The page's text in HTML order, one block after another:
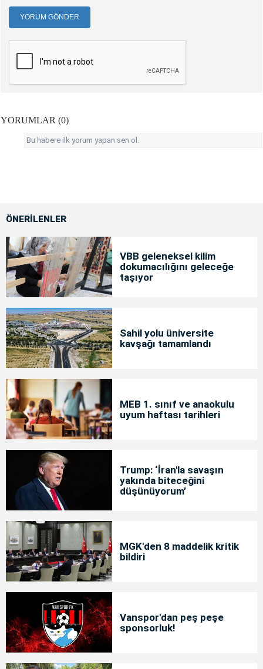
YORUM GÖNDER
YORUMLAR (0)
Bu habere ilk yorum yapan sen ol.
ÖNERİLENLER
VBB geleneksel kilim
dokumacılığını geleceğe
taşıyor
Sahil yolu üniversite
kavşağı tamamlandı
MEB 1. sınıf ve anaokulu
uyum haftası tarihleri
Trump: ‘İran'la savaşın
yakında biteceğini
düşünüyorum’
MGK'den 8 maddelik kritik
bildiri
Vanspor'dan peş peşe
sponsorluk!